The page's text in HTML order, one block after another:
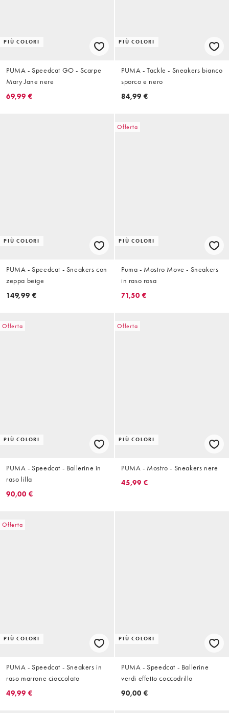
PIÙ COLORI
PUMA - Speedcat GO - Scarpe
Mary Jane nere
69,99 €
PIÙ COLORI
PUMA - Tackle - Sneakers bianco
sporco e nero
84,99 €
PIÙ COLORI
PUMA - Speedcat - Sneakers con
zeppa beige
149,99 €
Offerta
PIÙ COLORI
Puma - Mostro Move - Sneakers
in raso rosa
71,50 €
Offerta
PIÙ COLORI
PUMA - Speedcat - Ballerine in
raso lilla
90,00 €
Offerta
PIÙ COLORI
PUMA - Mostro - Sneakers nere
45,99 €
Offerta
PIÙ COLORI
PUMA - Speedcat - Sneakers in
raso marrone cioccolato
49,99 €
PIÙ COLORI
PUMA - Speedcat - Ballerine
verdi effetto coccodrillo
90,00 €